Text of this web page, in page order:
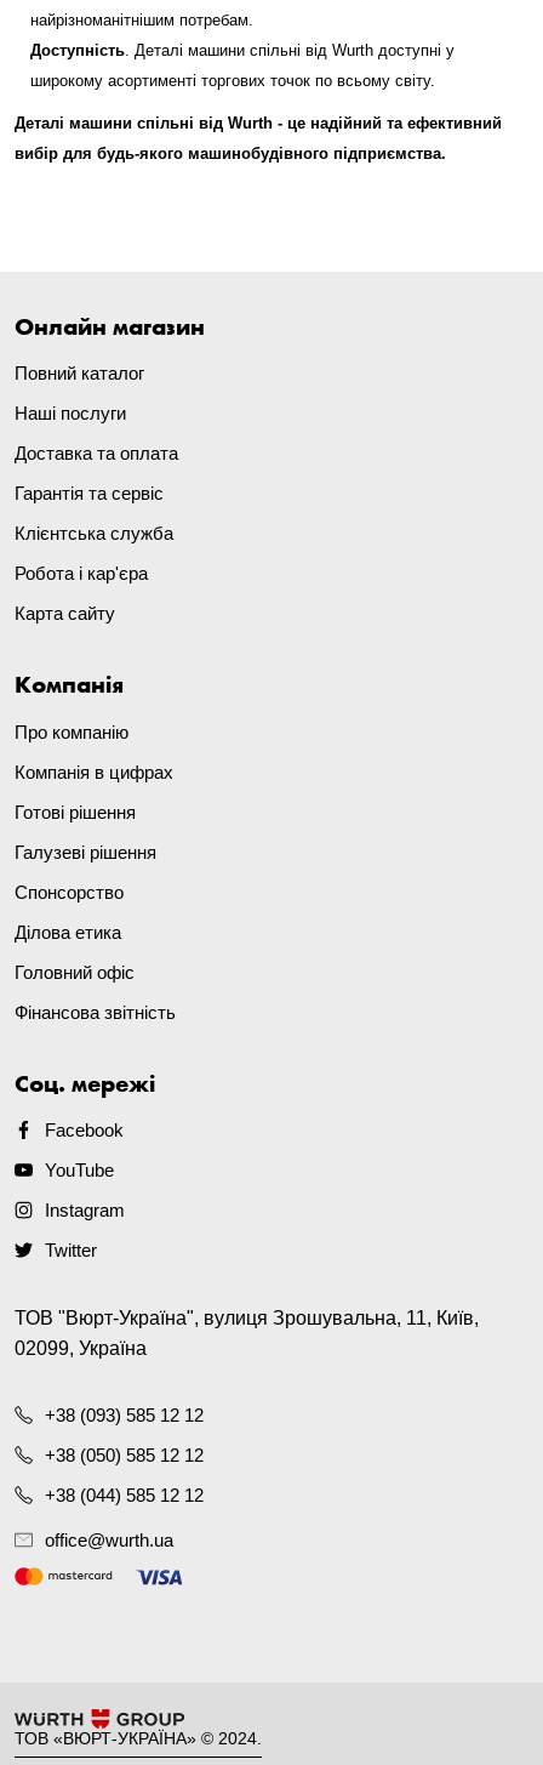
найрізноманітнішим потребам.
Доступність . Деталі машини спільні від Wurth доступні у
широкому асортименті торгових точок по всьому світу.
Деталі машини спільні від Wurth - це надійний та ефективний
вибір для будь-якого машинобудівного підприємства.
Онлайн магазин
Повний каталог
Наші послуги
Доставка та оплата
Гарантія та сервіс
Клієнтська служба
Робота і кар'єра
Карта сайту
Компанія
Про компанію
Компанія в цифрах
Готові рішення
Галузеві рішення
Спонсорство
Ділова етика
Головний офіс
Фінансова звітність
Соц. мережі
Facebook
YouTube
Instagram
Twitter
ТОВ "Вюрт-Україна", вулиця Зрошувальна, 11, Київ,
02099, Україна
+38 (093) 585 12 12
+38 (050) 585 12 12
+38 (044) 585 12 12
office@wurth.ua
ТОВ «ВЮРТ-УКРАЇНА» © 2024.